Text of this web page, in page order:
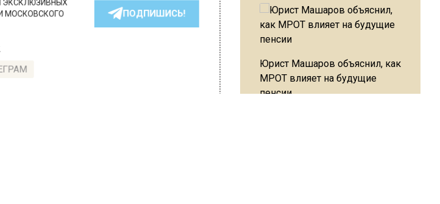
МОСКОВСКОГО
Юрист Машаров объяснил, как
МРОТ влияет на будущие
пенсии